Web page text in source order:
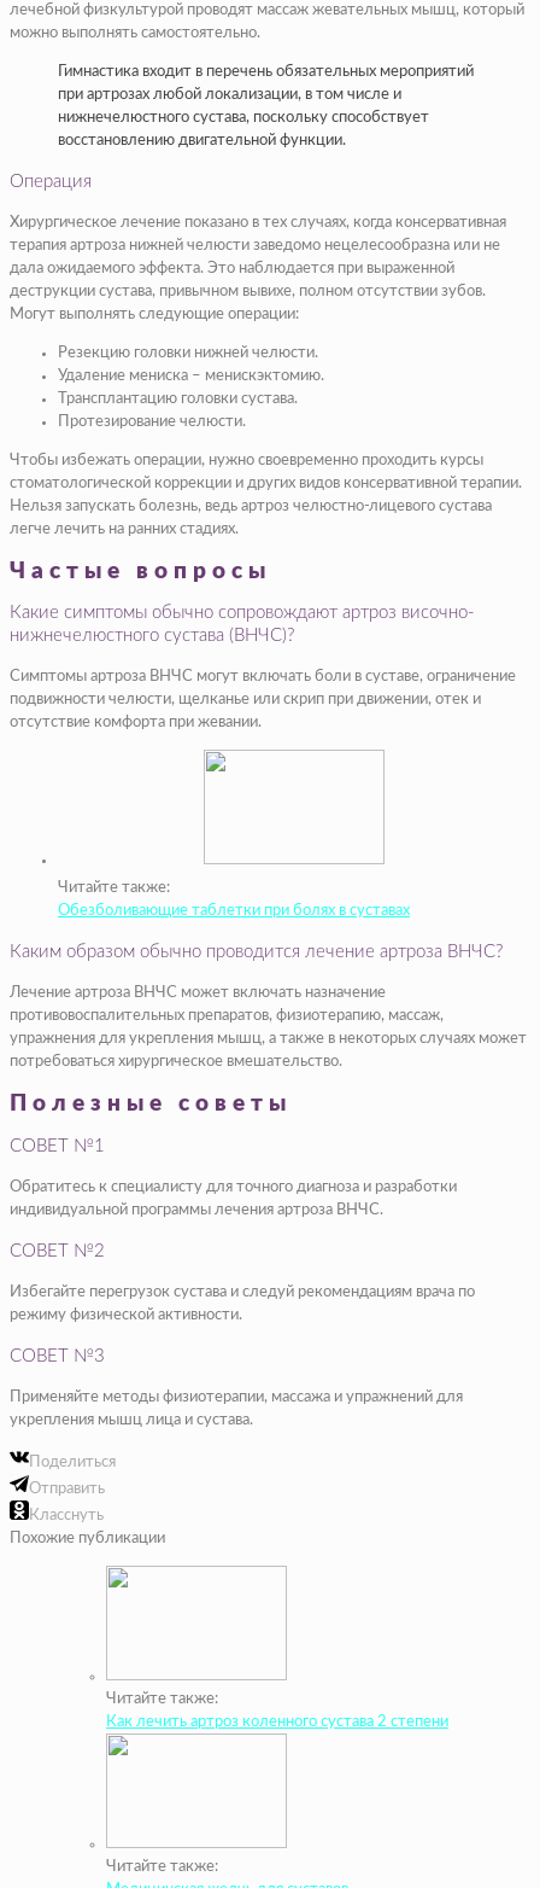
лечебной физкультурой проводят массаж жевательных мышц, который
можно выполнять самостоятельно.
Гимнастика входит в перечень обязательных мероприятий
при артрозах любой локализации, в том числе и
нижнечелюстного сустава, поскольку способствует
восстановлению двигательной функции.
Операция
Хирургическое лечение показано в тех случаях, когда консервативная
терапия артроза нижней челюсти заведомо нецелесообразна или не
дала ожидаемого эффекта. Это наблюдается при выраженной
деструкции сустава, привычном вывихе, полном отсутствии зубов.
Могут выполнять следующие операции:
Резекцию головки нижней челюсти.
Удаление мениска – менискэктомию.
Трансплантацию головки сустава.
Протезирование челюсти.
Чтобы избежать операции, нужно своевременно проходить курсы
стоматологической коррекции и других видов консервативной терапии.
Нельзя запускать болезнь, ведь артроз челюстно-лицевого сустава
легче лечить на ранних стадиях.
Частые вопросы
Какие симптомы обычно сопровождают артроз височно-
нижнечелюстного сустава (ВНЧС)?
Симптомы артроза ВНЧС могут включать боли в суставе, ограничение
подвижности челюсти, щелканье или скрип при движении, отек и
отсутствие комфорта при жевании.
Читайте также:
Обезболивающие таблетки при болях в суставах
Каким образом обычно проводится лечение артроза ВНЧС?
Лечение артроза ВНЧС может включать назначение
противовоспалительных препаратов, физиотерапию, массаж,
упражнения для укрепления мышц, а также в некоторых случаях может
потребоваться хирургическое вмешательство.
Полезные советы
СОВЕТ №1
Обратитесь к специалисту для точного диагноза и разработки
индивидуальной программы лечения артроза ВНЧС.
СОВЕТ №2
Избегайте перегрузок сустава и следуй рекомендациям врача по
режиму физической активности.
СОВЕТ №3
Применяйте методы физиотерапии, массажа и упражнений для
укрепления мышц лица и сустава.
Поделиться
Отправить
Класснуть
Похожие публикации
Читайте также:
Как лечить артроз коленного сустава 2 степени
Читайте также: